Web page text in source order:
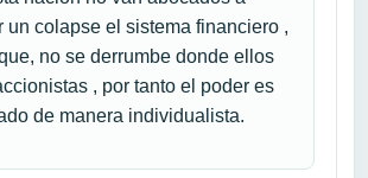
un colapse el sistema financiero ,
no se derrumbe donde ellos
, por tanto el poder es
de manera individualista.